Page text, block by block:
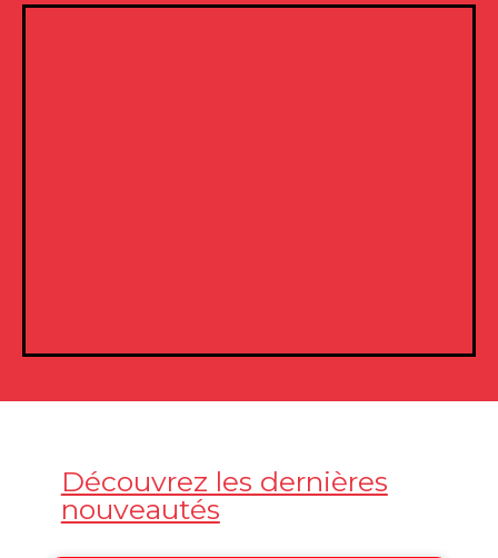
Découvrez les dernières
nouveautés